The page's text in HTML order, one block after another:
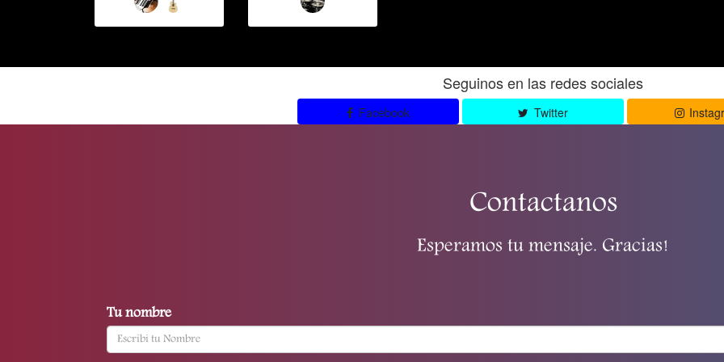
Seguinos en las redes sociales
Facebook Twitter
Contactanos
Esperamos tu mensaje. Gracias!
Tu nombre